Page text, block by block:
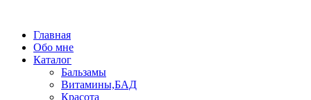
Главная
Обо мне
Каталог
Бальзамы
Витамины,БАД
Красота